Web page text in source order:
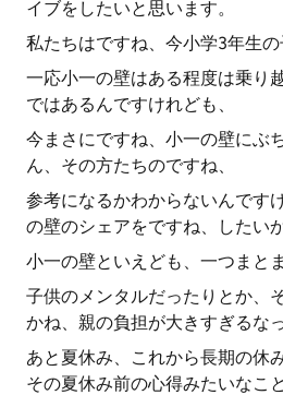
イブをしたいと思います。
私たちはですね、今小学3年生の
一応小一の壁はある程度は乗り
ではあるんですけれども、
今まさにですね、小一の壁にぶ
ん、その方たちのですね、
参考になるかわからないんです
の壁のシェアをですね、したい
小一の壁といえども、一つまと
子供のメンタルだったりとか、
かね、親の負担が大きすぎるな
あと夏休み、これから長期の休
その夏休み前の心得みたいなこ